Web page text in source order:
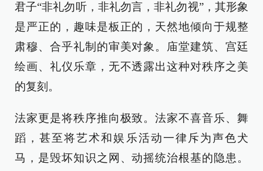
君子“非礼勿听，非礼勿言，非礼勿视”，其形象
是严正的，趣味是板正的，天然地倾向于规整
肃穆、合乎礼制的审美对象。庙堂建筑、宫廷
绘画、礼仪乐章，无不透露出这种对秩序之美
的复刻。
法家更是将秩序推向极致。法家不喜音乐、舞
蹈，甚至将艺术和娱乐活动一律斥为声色犬
马，是毁坏知识之网、动摇统治根基的隐患。